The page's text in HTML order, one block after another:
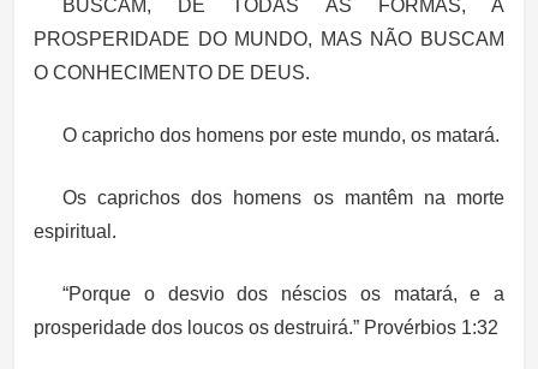
BUSCAM, DE TODAS AS FORMAS, A
PROSPERIDADE DO MUNDO, MAS NÃO BUSCAM
O CONHECIMENTO DE DEUS.
O capricho dos homens por este mundo, os matará.
Os caprichos dos homens os mantêm na morte
espiritual.
“Porque o desvio dos néscios os matará, e a
prosperidade dos loucos os destruirá.” Provérbios 1:32